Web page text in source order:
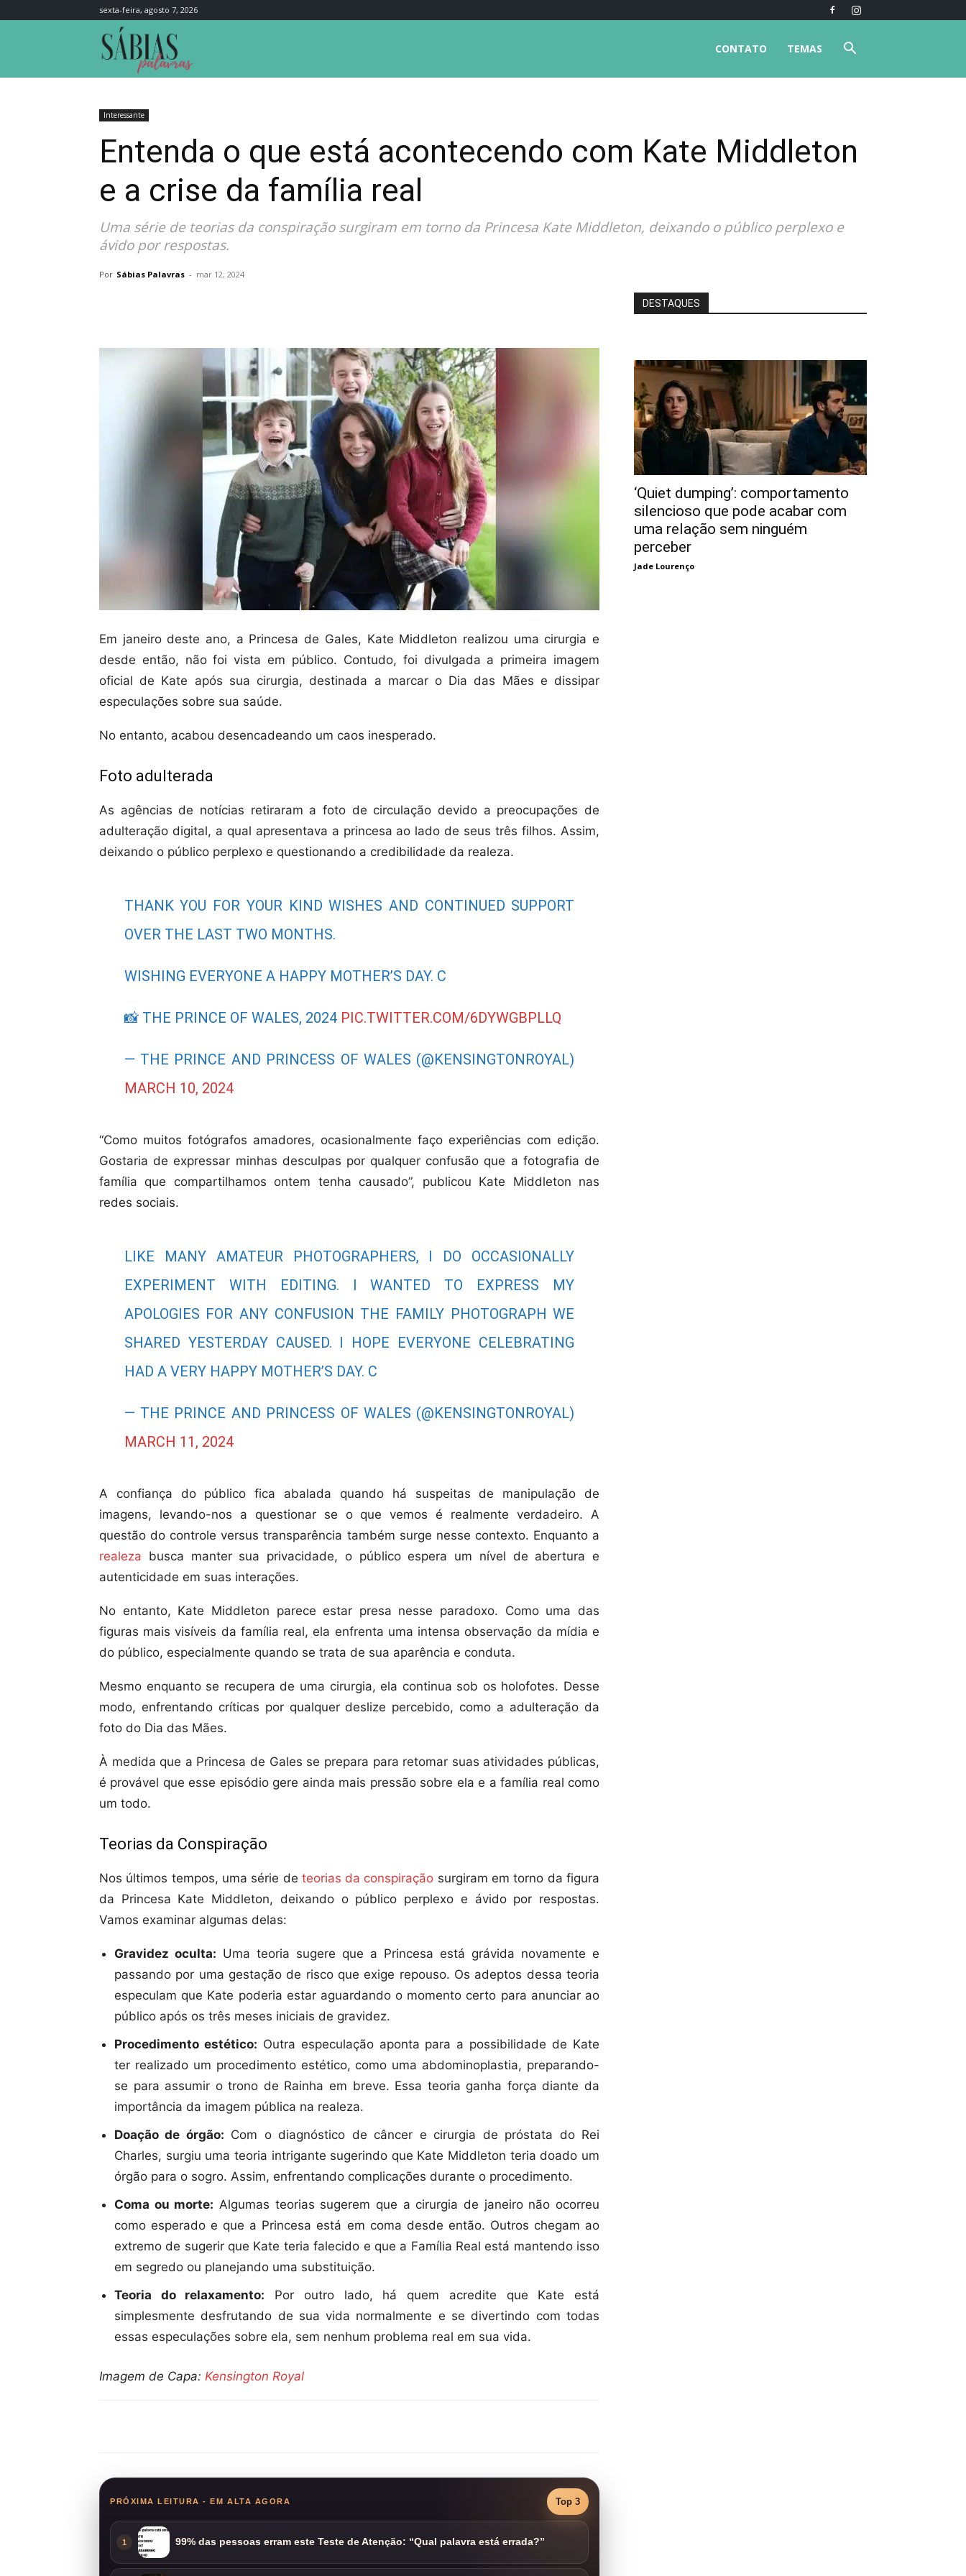
sexta-feira, agosto 7, 2026
TEMAS
CONTATO
Interessante
Entenda o que está acontecendo com Kate Middleton
e a crise da família real
Uma série de teorias da conspiração surgiram em torno da Princesa Kate Middleton, deixando o público perplexo e
ávido por respostas.
Por Sábias Palavras - mar 12, 2024
Em janeiro deste ano, a Princesa de Gales, Kate Middleton realizou uma cirurgia e
desde então, não foi vista em público. Contudo, foi divulgada a primeira imagem
oficial de Kate após sua cirurgia, destinada a marcar o Dia das Mães e dissipar
especulações sobre sua saúde.
No entanto, acabou desencadeando um caos inesperado.
Foto adulterada
As agências de notícias retiraram a foto de circulação devido a preocupações de
adulteração digital, a qual apresentava a princesa ao lado de seus três filhos. Assim,
deixando o público perplexo e questionando a credibilidade da realeza.
THANK YOU FOR YOUR KIND WISHES AND CONTINUED SUPPORT
OVER THE LAST TWO MONTHS.
WISHING EVERYONE A HAPPY MOTHER’S DAY. C
📸 THE PRINCE OF WALES, 2024 PIC.TWITTER.COM/6DYWGBPLLQ
— THE PRINCE AND PRINCESS OF WALES (@KENSINGTONROYAL)
MARCH 10, 2024
“Como muitos fotógrafos amadores, ocasionalmente faço experiências com edição.
Gostaria de expressar minhas desculpas por qualquer confusão que a fotografia de
família que compartilhamos ontem tenha causado”, publicou Kate Middleton nas
redes sociais.
LIKE MANY AMATEUR PHOTOGRAPHERS, I DO OCCASIONALLY
EXPERIMENT WITH EDITING. I WANTED TO EXPRESS MY
APOLOGIES FOR ANY CONFUSION THE FAMILY PHOTOGRAPH WE
SHARED YESTERDAY CAUSED. I HOPE EVERYONE CELEBRATING
HAD A VERY HAPPY MOTHER’S DAY. C
— THE PRINCE AND PRINCESS OF WALES (@KENSINGTONROYAL)
MARCH 11, 2024
A confiança do público fica abalada quando há suspeitas de manipulação de
imagens, levando-nos a questionar se o que vemos é realmente verdadeiro. A
questão do controle versus transparência também surge nesse contexto. Enquanto a
realeza busca manter sua privacidade, o público espera um nível de abertura e
autenticidade em suas interações.
No entanto, Kate Middleton parece estar presa nesse paradoxo. Como uma das
figuras mais visíveis da família real, ela enfrenta uma intensa observação da mídia e
do público, especialmente quando se trata de sua aparência e conduta.
Mesmo enquanto se recupera de uma cirurgia, ela continua sob os holofotes. Desse
modo, enfrentando críticas por qualquer deslize percebido, como a adulteração da
foto do Dia das Mães.
À medida que a Princesa de Gales se prepara para retomar suas atividades públicas,
é provável que esse episódio gere ainda mais pressão sobre ela e a família real como
um todo.
Teorias da Conspiração
Nos últimos tempos, uma série de teorias da conspiração surgiram em torno da figura
da Princesa Kate Middleton, deixando o público perplexo e ávido por respostas.
Vamos examinar algumas delas:
Gravidez oculta: Uma teoria sugere que a Princesa está grávida novamente e
passando por uma gestação de risco que exige repouso. Os adeptos dessa teoria
especulam que Kate poderia estar aguardando o momento certo para anunciar ao
público após os três meses iniciais de gravidez.
Procedimento estético: Outra especulação aponta para a possibilidade de Kate
ter realizado um procedimento estético, como uma abdominoplastia, preparando-
se para assumir o trono de Rainha em breve. Essa teoria ganha força diante da
importância da imagem pública na realeza.
Doação de órgão: Com o diagnóstico de câncer e cirurgia de próstata do Rei
Charles, surgiu uma teoria intrigante sugerindo que Kate Middleton teria doado um
órgão para o sogro. Assim, enfrentando complicações durante o procedimento.
Coma ou morte: Algumas teorias sugerem que a cirurgia de janeiro não ocorreu
como esperado e que a Princesa está em coma desde então. Outros chegam ao
extremo de sugerir que Kate teria falecido e que a Família Real está mantendo isso
em segredo ou planejando uma substituição.
Teoria do relaxamento: Por outro lado, há quem acredite que Kate está
simplesmente desfrutando de sua vida normalmente e se divertindo com todas
essas especulações sobre ela, sem nenhum problema real em sua vida.
Imagem de Capa: Kensington Royal
PRÓXIMA LEITURA - EM ALTA AGORA Top 3
1 99% das pessoas erram este Teste de Atenção: “Qual palavra está errada?”
DESTAQUES
‘Quiet dumping’: comportamento
silencioso que pode acabar com
uma relação sem ninguém
perceber
Jade Lourenço